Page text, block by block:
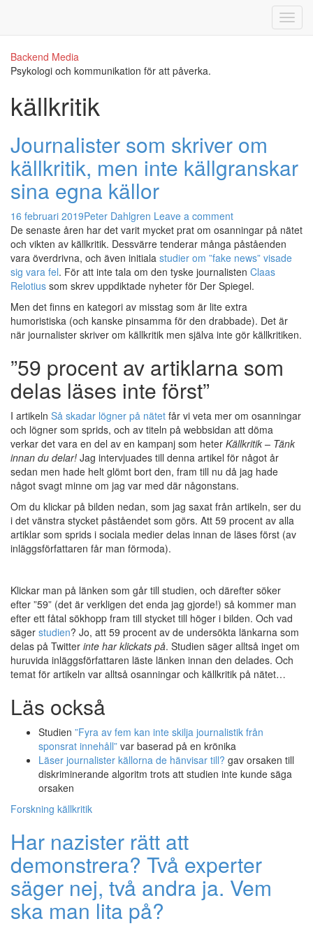
Backend Media
Psykologi och kommunikation för att påverka.
källkritik
Journalister som skriver om
källkritik, men inte källgranskar
sina egna källor
16 februari 2019Peter Dahlgren Leave a comment
De senaste åren har det varit mycket prat om osanningar på nätet
och vikten av källkritik. Dessvärre tenderar många påståenden
vara överdrivna, och även initiala studier om ”fake news” visade
sig vara fel. För att inte tala om den tyske journalisten Claas
Relotius som skrev uppdiktade nyheter för Der Spiegel.
Men det finns en kategori av misstag som är lite extra
humoristiska (och kanske pinsamma för den drabbade). Det är
när journalister skriver om källkritik men själva inte gör källkritiken.
”59 procent av artiklarna som
delas läses inte först”
I artikeln Så skadar lögner på nätet får vi veta mer om osanningar
och lögner som sprids, och av titeln på webbsidan att döma
verkar det vara en del av en kampanj som heter Källkritik – Tänk
innan du delar! Jag intervjuades till denna artikel för något år
sedan men hade helt glömt bort den, fram till nu då jag hade
något svagt minne om jag var med där någonstans.
Om du klickar på bilden nedan, som jag saxat från artikeln, ser du
i det vänstra stycket påståendet som görs. Att 59 procent av alla
artiklar som sprids i sociala medier delas innan de läses först (av
inläggsförfattaren får man förmoda).
Klickar man på länken som går till studien, och därefter söker
efter ”59” (det är verkligen det enda jag gjorde!) så kommer man
efter ett fåtal sökhopp fram till stycket till höger i bilden. Och vad
säger studien? Jo, att 59 procent av de undersökta länkarna som
delas på Twitter inte har klickats på. Studien säger alltså inget om
huruvida inläggsförfattaren läste länken innan den delades. Och
temat för artikeln var alltså osanningar och källkritik på nätet…
Läs också
Studien ”Fyra av fem kan inte skilja journalistik från
sponsrat innehåll” var baserad på en krönika
Läser journalister källorna de hänvisar till? gav orsaken till
diskriminerande algoritm trots att studien inte kunde säga
orsaken
Forskning källkritik
Har nazister rätt att
demonstrera? Två experter
säger nej, två andra ja. Vem
ska man lita på?